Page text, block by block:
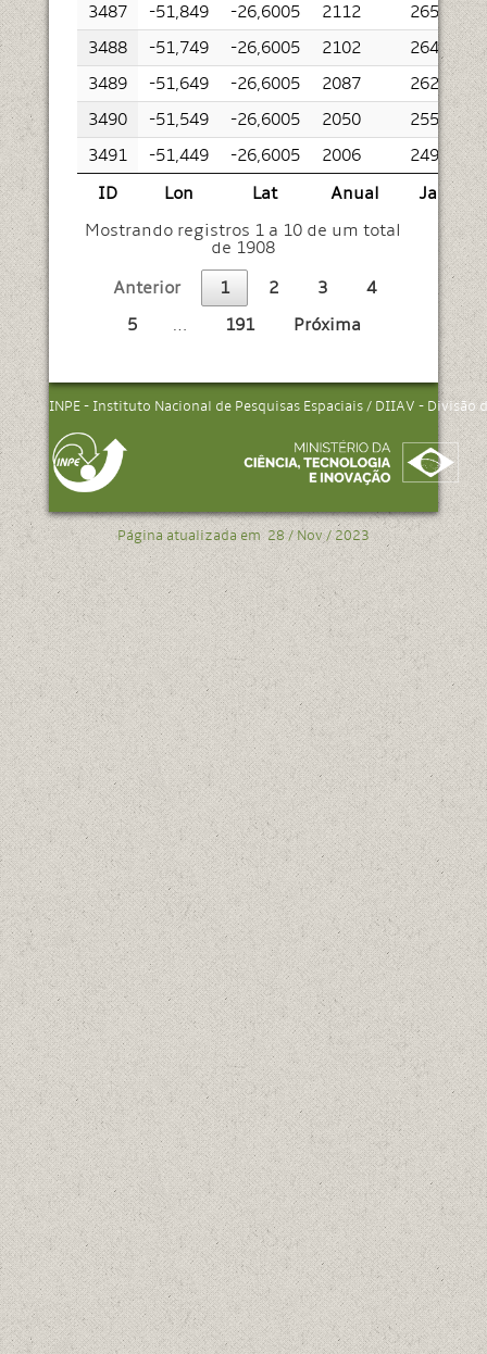
ID Lon Lat Anual Jan
3487
-51,849 -26,6005 2112 2654
3488
-51,749 -26,6005 2102 2644
3489
-51,649 -26,6005 2087 2626
3490
-51,549 -26,6005 2050 2553
3491
-51,449 -26,6005 2006 2494
Mostrando registros 1 a 10 de um total
de 1908
Anterior
1 2 3
4
5
… 191 Próxima
INPE - Instituto Nacional de Pesquisas Espaciais / DIIAV -
Página atualizada em 28 / Nov / 2023